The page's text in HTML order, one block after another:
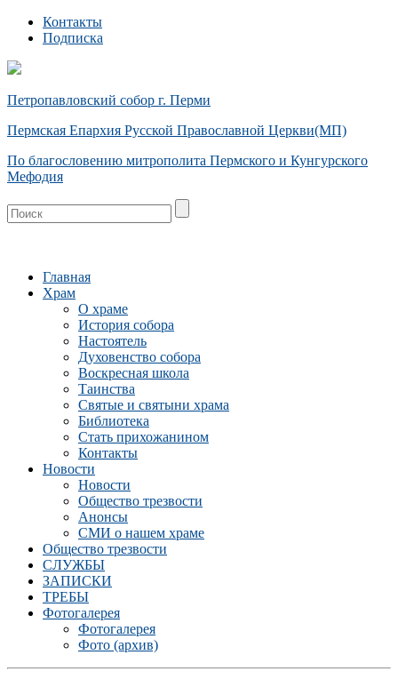
Контакты
Подписка
Петропавловский собор г. Перми
Пермская Епархия Русской Православной Церкви(МП)
По благословению митрополита Пермского и Кунгурского
Мефодия
Главная
Храм
О храме
История собора
Настоятель
Духовенство собора
Воскресная школа
Таинства
Святые и святыни храма
Библиотека
Стать прихожанином
Контакты
Новости
Новости
Общество трезвости
Анонсы
СМИ о нашем храме
Общество трезвости
СЛУЖБЫ
ЗАПИСКИ
ТРЕБЫ
Фотогалерея
Фотогалерея
Фото (архив)